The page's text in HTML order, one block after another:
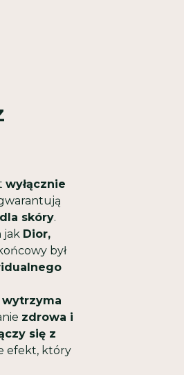
wyłącznie
skóry.
jak Dior,
był
wytrzyma
zdrowa i
się z
efekt, który